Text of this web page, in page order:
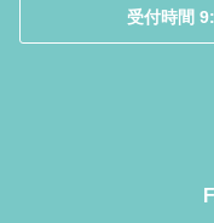
受付時間